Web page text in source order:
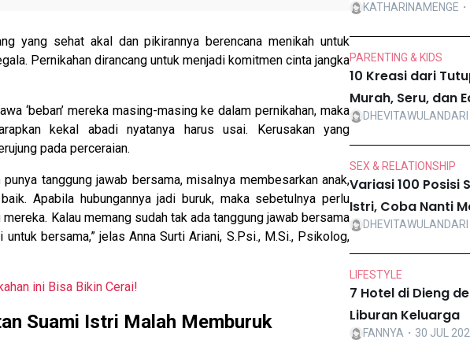
yang sehat akal dan pikirannya berencana menikah untuk
Pernikahan dirancang untuk menjadi komitmen cinta jangka
‘beban’ mereka masing-masing ke dalam pernikahan, maka
kekal abadi nyatanya harus usai. Kerusakan yang
pada perceraian.
tanggung jawab bersama, misalnya membesarkan anak,
Apabila hubungannya jadi buruk, maka sebetulnya perlu
Kalau memang sudah tak ada tanggung jawab bersama
bersama,” jelas Anna Surti Ariani, S.Psi., M.Si., Psikolog,
ini Bisa Bikin Cerai!
Suami Istri Malah Memburuk
KATHARINAMENGE
PARENTING & KIDS
10 Kreasi dari
Murah, Seru, dan
DHEVITAWULANDARI
SEX & RELATIONSHIP
Variasi 100 Posisi
Istri, Coba Nanti
DHEVITAWULANDARI
LIFESTYLE
7 Hotel di Dieng
Liburan Keluarga
FANNYA ・30 JUL